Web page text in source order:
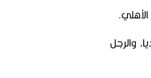
والرجل